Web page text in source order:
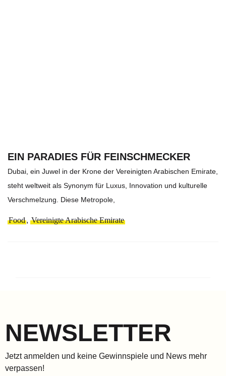
EIN PARADIES FÜR FEINSCHMECKER
Dubai, ein Juwel in der Krone der Vereinigten Arabischen Emirate,
steht weltweit als Synonym für Luxus, Innovation und kulturelle
Verschmelzung. Diese Metropole,
Food, Vereinigte Arabische Emirate
NEWSLETTER
Jetzt anmelden und keine Gewinnspiele und News mehr
verpassen!